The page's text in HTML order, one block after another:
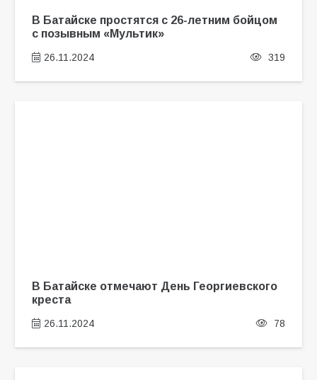
В Батайске простятся с 26-летним бойцом
с позывным «Мультик»
26.11.2024 319
В Батайске отмечают День Георгиевского
креста
26.11.2024 78